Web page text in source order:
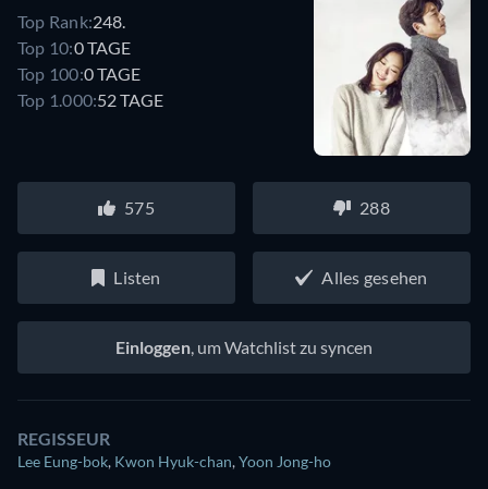
Top Rank:248.
Top 10:0 TAGE
Top 100:0 TAGE
Top 1.000:52 TAGE
575 288
Listen Alles gesehen
Einloggen, um Watchlist zu syncen
REGISSEUR
Lee Eung-bok, Kwon Hyuk-chan,Yoon Jong-ho